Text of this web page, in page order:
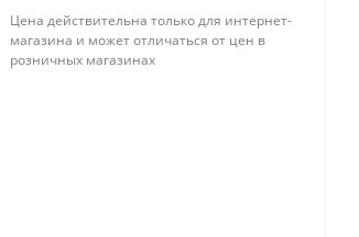
Цена действительна только для интернет-
магазина и может отличаться от цен в
розничных магазинах